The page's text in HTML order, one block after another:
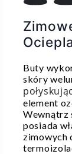
Buty
skóry
element
Wewnątrz
posiada
zimowych